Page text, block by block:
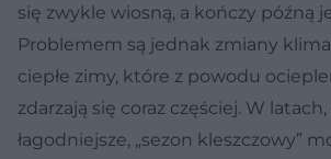
się zwykle wiosną, a kończy późną
Problemem są jednak zmiany
ciepłe zimy, które z powodu
zdarzają się coraz częściej. W
łagodniejsze, „sezon kleszczowy”